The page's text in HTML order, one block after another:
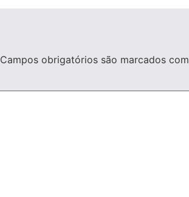
Campos obrigatórios são marcados com